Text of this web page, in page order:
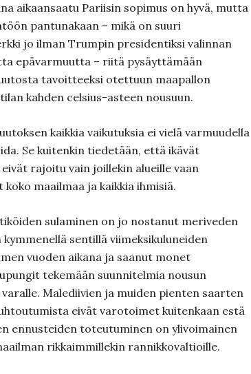
aikaansaatu Pariisin sopimus on hyvä, mutta
pantunakaan – mikä on suuri
jo ilman Trumpin presidentiksi valinnan
epävarmuutta – riitä pysäyttämään
tavoitteeksi otettuun maapallon
kahden celsius-asteen nousuun.
kaikkia vaikutuksia ei vielä varmuudella
Se kuitenkin tiedetään, että ikävät
rajoitu vain joillekin alueille vaan
maailmaa ja kaikkia ihmisiä.
sulaminen on jo nostanut meriveden
sentillä viimeksikuluneiden
vuoden aikana ja saanut monet
tekemään suunnitelmia nousun
Malediivien ja muiden pienten saarten
eivät varotoimet kuitenkaan estä
ennusteiden toteutuminen on ylivoimainen
rikkaimmillekin rannikkovaltioille.